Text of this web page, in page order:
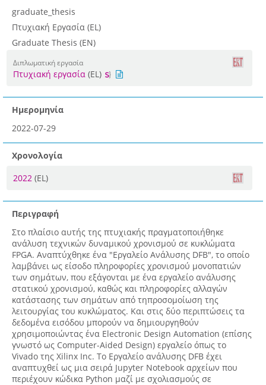
graduate_thesis
Πτυχιακή Εργασία (EL)
Graduate Thesis (EN)
Διπλωματική εργασία
Πτυχιακή εργασία (EL)
Ημερομηνία
2022-07-29
Χρονολογία
2022 (EL)
Περιγραφή
Στο πλαίσιο αυτής της πτυχιακής πραγματοποιήθηκε
ανάλυση τεχνικών δυναμικού χρονισμού σε κυκλώματα
FPGA. Αναπτύχθηκε ένα "Εργαλείο Ανάλυσης DFB", το οποίο
λαμβάνει ως είσοδο πληροφορίες χρονισμού μονοπατιών
των σημάτων, που εξάγονται με ένα εργαλείο ανάλυσης
στατικού χρονισμού, καθώς και πληροφορίες αλλαγών
κατάστασης των σημάτων από τηπροσομοίωση της
λειτουργίας του κυκλώματος. Και στις δύο περιπτώσεις τα
δεδομένα εισόδου μπορούν να δημιουργηθούν
χρησιμοποιώντας ένα Electronic Design Automation (επίσης
γνωστό ως Computer-Aided Design) εργαλείο όπως το
Vivado της Xilinx Inc. Το Εργαλείο ανάλυσης DFB έχει
αναπτυχθεί ως μια σειρά Jupyter Notebook αρχείων που
περιέχουν κώδικα Python μαζί με σχολιασμούς σε